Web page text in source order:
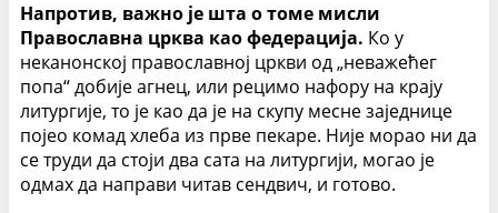
Напротив, важно је шта о томе мисли
Православна црква као федерација. Ко у
неканонској православној цркви од „неважећег
попа“ добије агнец, или рецимо нафору на крају
литургије, то је као да је на скупу месне заједнице
појео комад хлеба из прве пекаре. Није морао ни да
се труди да стоји два сата на литургији, могао је
одмах да направи читав сендвич, и готово.